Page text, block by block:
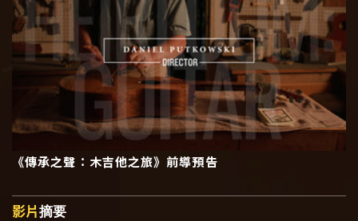
《傳承之聲：木吉他之旅》前導預告
影片摘要